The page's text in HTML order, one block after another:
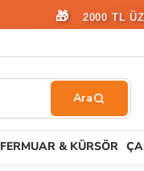
🎁 2000 TL
FERMUAR & KÜRSÖR